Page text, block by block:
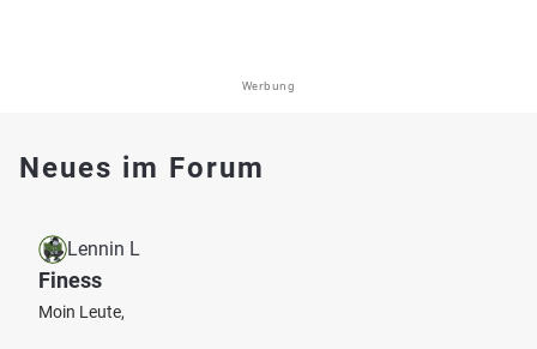
Werbung
Neues im Forum
Lennin L
Finess
Moin Leute,